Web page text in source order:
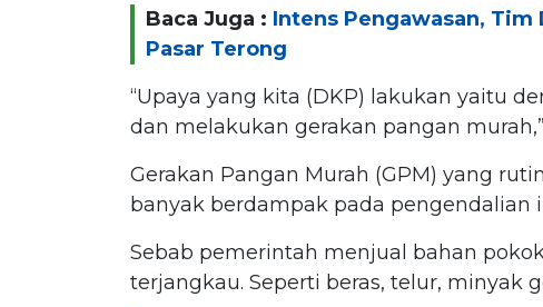
Baca Juga : Intens Pengawasan, Tim
Pasar Terong
“Upaya yang kita (DKP) lakukan yaitu
dan melakukan gerakan pangan
Gerakan Pangan Murah (GPM) yang
banyak berdampak pada pengendalian
Sebab pemerintah menjual bahan
terjangkau. Seperti beras, telur, minyak